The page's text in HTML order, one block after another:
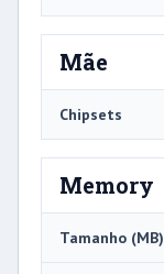
Mãe
Chipsets
Memory
Tamanho (MB)